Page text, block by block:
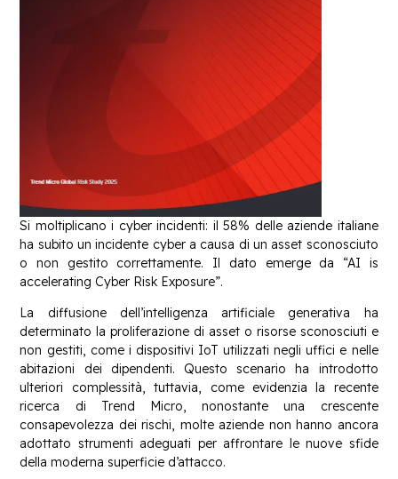
Si moltiplicano i cyber incidenti: il 58% delle aziende italiane
ha subito un incidente cyber a causa di un asset sconosciuto
o non gestito correttamente. Il dato emerge da “AI is
accelerating Cyber Risk Exposure”.
La diffusione dell’intelligenza artificiale generativa ha
determinato la proliferazione di asset o risorse sconosciuti e
non gestiti, come i dispositivi IoT utilizzati negli uffici e nelle
abitazioni dei dipendenti. Questo scenario ha introdotto
ulteriori complessità, tuttavia, come evidenzia la recente
ricerca di Trend Micro, nonostante una crescente
consapevolezza dei rischi, molte aziende non hanno ancora
adottato strumenti adeguati per affrontare le nuove sfide
della moderna superficie d’attacco.